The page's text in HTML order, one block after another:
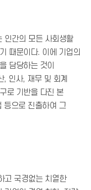
인간의 모든 사회생활
때문이다. 이에 기업의
담당하는 것이
인사, 재무 및 회계
로 기반을 다진 본
등으로 진출하여 그
고 국경없는 치열한